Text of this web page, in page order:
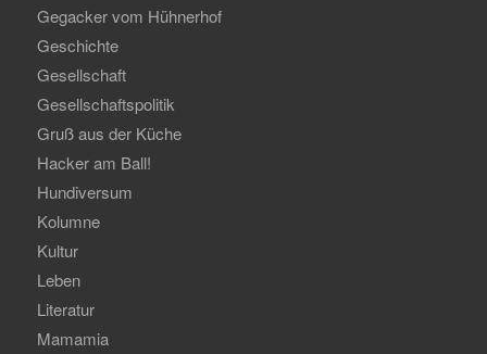
Gegacker vom Hühnerhof
Geschichte
Gesellschaft
Gesellschaftspolitik
Gruß aus der Küche
Hacker am Ball!
Hundiversum
Kolumne
Kultur
Leben
Literatur
Mamamia